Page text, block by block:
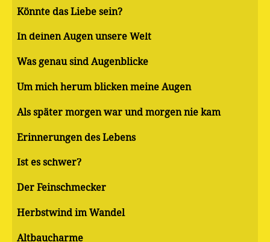
Könnte das Liebe sein?
In deinen Augen unsere Welt
Was genau sind Augenblicke
Um mich herum blicken meine Augen
Als später morgen war und morgen nie kam
Erinnerungen des Lebens
Ist es schwer?
Der Feinschmecker
Herbstwind im Wandel
Altbaucharme